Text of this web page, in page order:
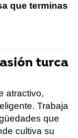
que terminas
turca
atractivo,
Trabaja
que
cultiva su